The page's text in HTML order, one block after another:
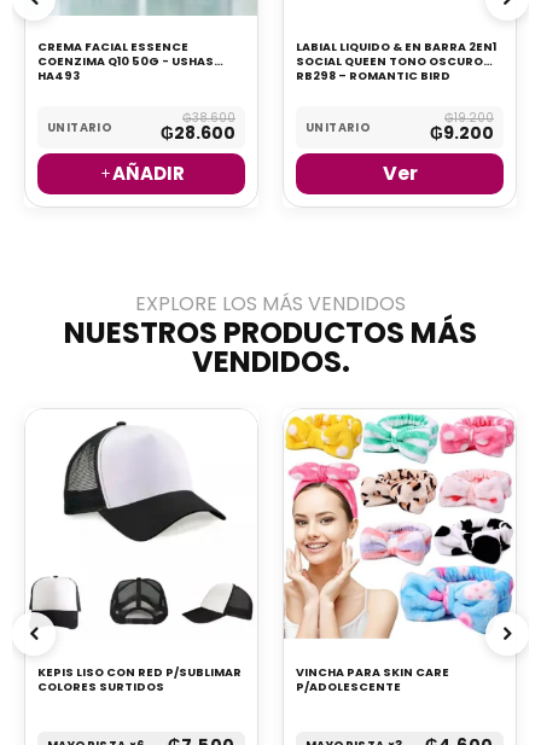
CREMA FACIAL ESSENCE
COENZIMA Q10 50G - USHAS
HA493
UNITARIO
₲38.600
₲28.600
AÑADIR
LABIAL LIQUIDO & EN BARRA 2EN1
SOCIAL QUEEN TONO OSCURO
RB298 – ROMANTIC BIRD
UNITARIO
₲19.200
₲9.200
Ver
EXPLORE LOS MÁS VENDIDOS​
NUESTROS PRODUCTOS MÁS
VENDIDOS.
KEPIS LISO CON RED P/SUBLIMAR
COLORES SURTIDOS
VINCHA PARA SKIN CARE
P/ADOLESCENTE